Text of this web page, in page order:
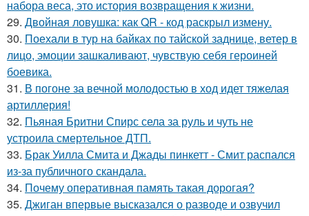
набора веса, это история возвращения к жизни.
29. Двойная ловушка: как QR - код раскрыл измену.
30. Поехали в тур на байках по тайской заднице, ветер в
лицо, эмоции зашкаливают, чувствую себя героиней
боевика.
31. В погоне за вечной молодостью в ход идет тяжелая
артиллерия!
32. Пьяная Бритни Спирс села за руль и чуть не
устроила смертельное ДТП.
33. Брак Уилла Смита и Джады пинкетт - Смит распался
из-за публичного скандала.
34. Почему оперативная память такая дорогая?
35. Джиган впервые высказался о разводе и озвучил